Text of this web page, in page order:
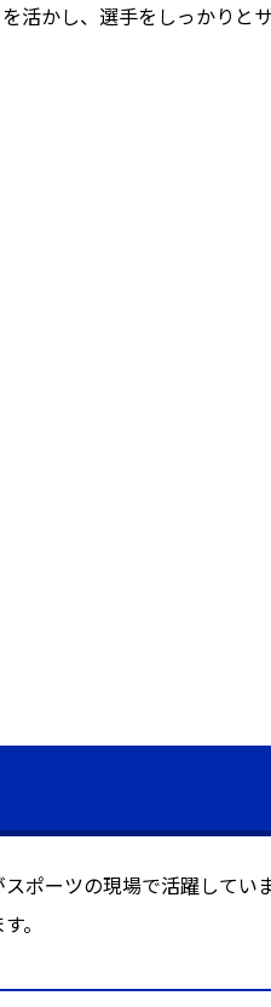
活かし、選手をしっかりと
ポーツの現場で活躍してい
。